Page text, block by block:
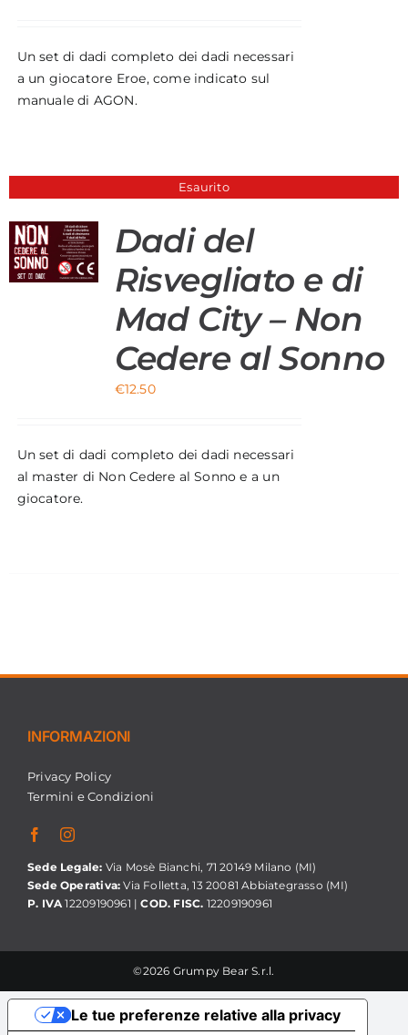
Un set di dadi completo dei dadi necessari
a un giocatore Eroe, come indicato sul
manuale di AGON.
Esaurito
Dadi del
Risvegliato e di
Mad City – Non
Cedere al Sonno
€12.50
Un set di dadi completo dei dadi necessari
al master di Non Cedere al Sonno e a un
giocatore.
INFORMAZIONI
Privacy Policy
Termini e Condizioni
Sede Legale: Via Mosè Bianchi, 71 20149 Milano (MI)
Sede Operativa: Via Folletta, 13 20081 Abbiategrasso (MI)
P. IVA 12209190961 |COD. FISC. 12209190961
©2026 Grumpy Bear S.r.l.
Le tue preferenze relative alla privacy